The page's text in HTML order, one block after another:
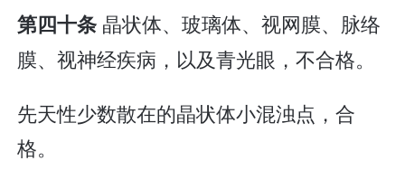
第四十条 晶状体、玻璃体、视网膜、脉络
膜、视神经疾病，以及青光眼，不合格。
先天性少数散在的晶状体小混浊点，合
格。